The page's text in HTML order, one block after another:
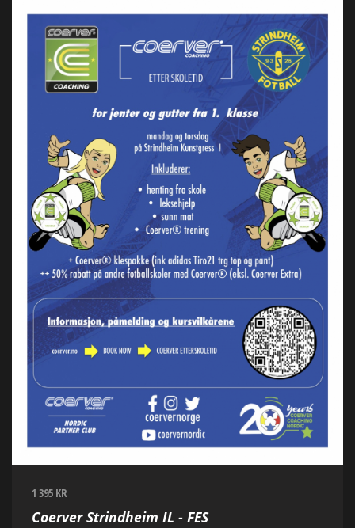
1 395 KR
Coerver Strindheim IL - FES